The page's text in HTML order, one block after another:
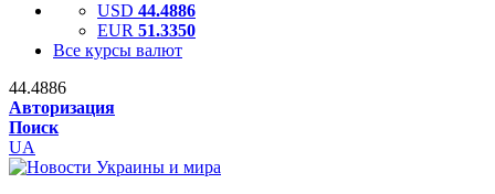
USD 44.4886
EUR 51.3350
Все курсы валют
44.4886
Авторизация
Поиск
UA